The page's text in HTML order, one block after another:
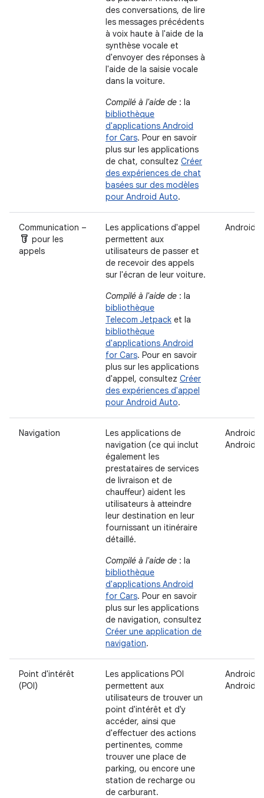
des conversations, de lire
les messages précédents
à voix haute à l'aide de la
synthèse vocale et
d'envoyer des réponses à
l'aide de la saisie vocale
dans la voiture.
Compilé à l'aide de : la
bibliothèque
d'applications Android
for Cars. Pour en savoir
plus sur les applications
de chat, consultez Créer
des expériences de chat
basées sur des modèles
pour Android Auto.
Communication –
labs pour les
appels
Les applications d'appel
permettent aux
utilisateurs de passer et
de recevoir des appels
sur l'écran de leur voiture.
Compilé à l'aide de : la
bibliothèque
Telecom Jetpack et la
bibliothèque
d'applications Android
for Cars. Pour en savoir
plus sur les applications
d'appel, consultez Créer
des expériences d'appel
pour Android Auto.
Android
Navigation
Les applications de
navigation (ce qui inclut
également les
prestataires de services
de livraison et de
chauffeur) aident les
utilisateurs à atteindre
leur destination en leur
fournissant un itinéraire
détaillé.
Compilé à l'aide de : la
bibliothèque
d'applications Android
for Cars. Pour en savoir
plus sur les applications
de navigation, consultez
Créer une application de
navigation.
Android
Android
Point d'intérêt
(POI)
Les applications POI
permettent aux
utilisateurs de trouver un
point d'intérêt et d'y
accéder, ainsi que
d'effectuer des actions
pertinentes, comme
trouver une place de
parking, ou encore une
station de recharge ou
de carburant.
Android
Android